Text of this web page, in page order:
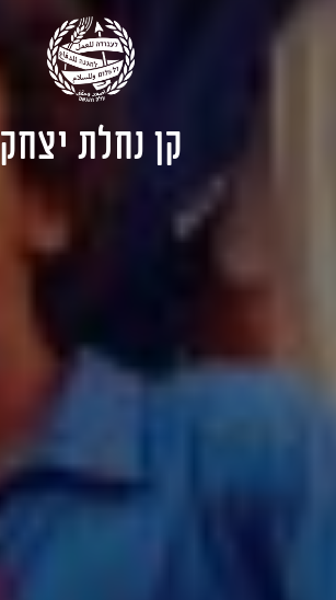
קן נחלת יצחק